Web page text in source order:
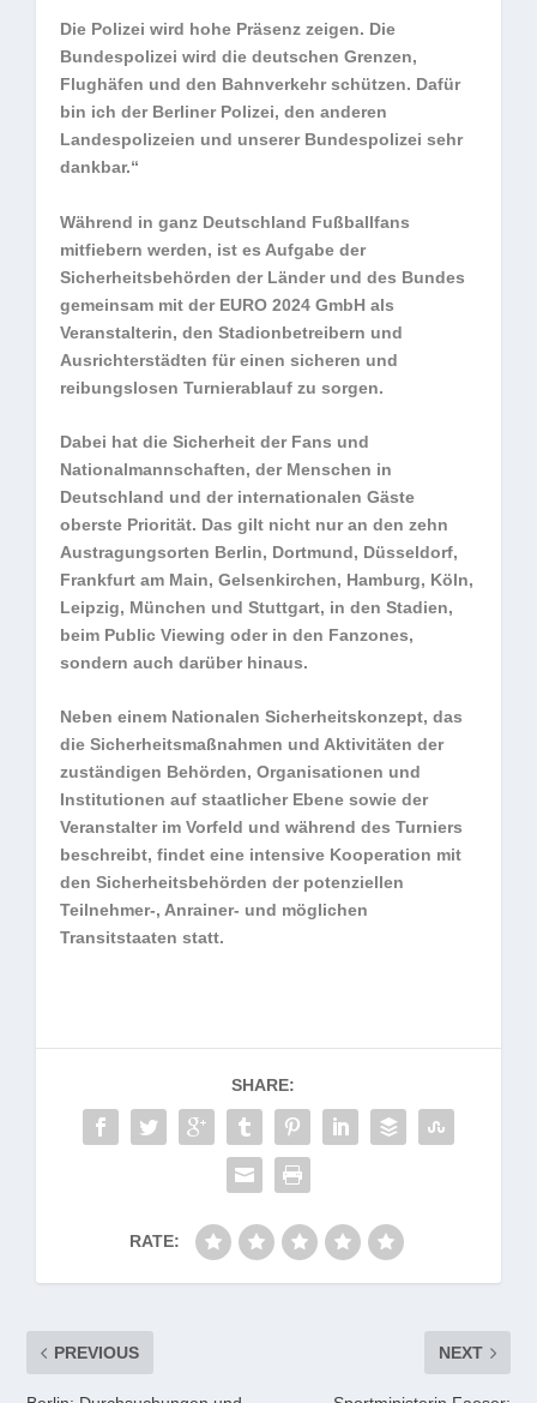
Die Polizei wird hohe Präsenz zeigen. Die
Bundespolizei wird die deutschen Grenzen,
Flughäfen und den Bahnverkehr schützen. Dafür
bin ich der Berliner Polizei, den anderen
Landespolizeien und unserer Bundespolizei sehr
dankbar.“
Während in ganz Deutschland Fußballfans
mitfiebern werden, ist es Aufgabe der
Sicherheitsbehörden der Länder und des Bundes
gemeinsam mit der EURO 2024 GmbH als
Veranstalterin, den Stadionbetreibern und
Ausrichterstädten für einen sicheren und
reibungslosen Turnierablauf zu sorgen.
Dabei hat die Sicherheit der Fans und
Nationalmannschaften, der Menschen in
Deutschland und der internationalen Gäste
oberste Priorität. Das gilt nicht nur an den zehn
Austragungsorten Berlin, Dortmund, Düsseldorf,
Frankfurt am Main, Gelsenkirchen, Hamburg, Köln,
Leipzig, München und Stuttgart, in den Stadien,
beim Public Viewing oder in den Fanzones,
sondern auch darüber hinaus.
Neben einem Nationalen Sicherheitskonzept, das
die Sicherheitsmaßnahmen und Aktivitäten der
zuständigen Behörden, Organisationen und
Institutionen auf staatlicher Ebene sowie der
Veranstalter im Vorfeld und während des Turniers
beschreibt, findet eine intensive Kooperation mit
den Sicherheitsbehörden der potenziellen
Teilnehmer-, Anrainer- und möglichen
Transitstaaten statt.
SHARE:
RATE:
PREVIOUS NEXT